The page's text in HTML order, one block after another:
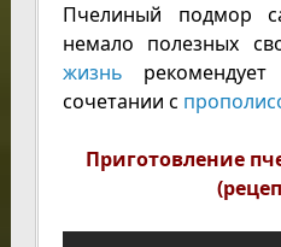
Пчелиный подмор
немало полезных
жизнь
сочетании с
Приготовление